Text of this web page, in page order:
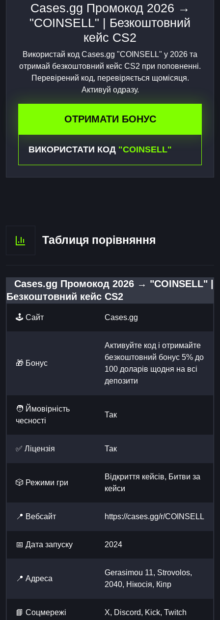
Cases.gg Промокод 2026 →
"COINSELL" | Безкоштовний
кейс CS2
Використай код Cases.gg "COINSELL" у 2026 та
отримай безкоштовний кейс CS2 при поповненні.
Перевірений код, перевіряється щомісяця.
Активуй одразу.
ОТРИМАТИ БОНУС
ВИКОРИСТАТИ КОД "COINSELL"
Таблиця порівняння
Cases.gg Промокод 2026 → "COINSELL" |
Безкоштовний кейс CS2
🕹️ Сайт Cases.gg
🎁 Бонус
Активуйте код і отримайте
безкоштовний бонус 5% до
100 доларів щодня на всі
депозити
🧑 Ймовірність
чесності
Так
✅ Ліцензія Так
🎲 Режими гри
Відкриття кейсів, Битви за
кейси
📍 Вебсайт https://cases.gg/r/COINSELL
📅 Дата запуску 2024
📍 Адреса
Gerasimou 11, Strovolos,
2040, Нікосія, Кіпр
📘 Cоцмережі X, Discord, Kick, Twitch